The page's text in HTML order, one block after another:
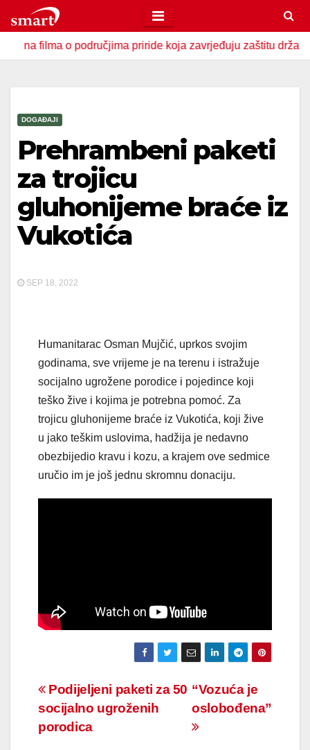
to
contento područjima priride koja zavrjeđuju zaštitu države U
DOGAĐAJI
Prehrambeni paketi
za trojicu
gluhonijeme braće iz
Vukotića
SEP 18, 2022
Humanitarac Osman Mujčić, uprkos svojim
godinama, sve vrijeme je na terenu i istražuje
socijalno ugrožene porodice i pojedince koji
teško žive i kojima je potrebna pomoć. Za
trojicu gluhonijeme braće iz Vukotića, koji žive
u jako teškim uslovima, hadžija je nedavno
obezbijedio kravu i kozu, a krajem ove sedmice
uručio im je još jednu skromnu donaciju.
Navigacija
članaka
“Vozuća je
oslobođena”
Podijeljeni paketi za 50
socijalno ugroženih
porodica